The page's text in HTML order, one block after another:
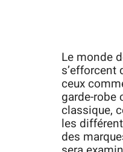
Le monde
s’efforcent
ceux
garde-robe
classique,
les
des